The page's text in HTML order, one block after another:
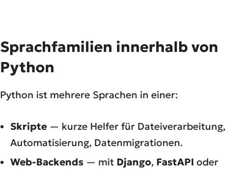
Sprachfamilien innerhalb von
Python
Python ist mehrere Sprachen in einer:
Skripte — kurze Helfer für Dateiverarbeitung,
Automatisierung, Datenmigrationen.
Web-Backends — mit Django, FastAPI oder